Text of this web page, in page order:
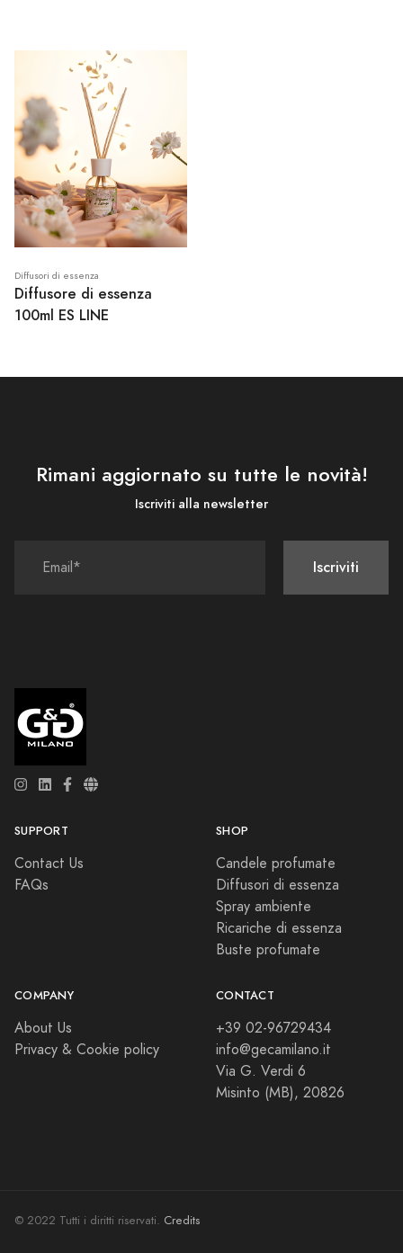
Diffusori di essenza
Diffusore di essenza
100ml ES LINE
Rimani aggiornato su tutte le novità!
Iscriviti alla newsletter
Iscriviti
SUPPORT
Contact Us
FAQs
SHOP
Candele profumate
Diffusori di essenza
Spray ambiente
Ricariche di essenza
Buste profumate
COMPANY
About Us
Privacy & Cookie policy
CONTACT
+39 02-96729434
info@gecamilano.it
Via G. Verdi 6
Misinto (MB), 20826
© 2022 Tutti i diritti riservati. Credits